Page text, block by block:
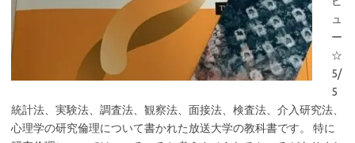
ュ
ー
☆
5/
5
統計法、実験法、調査法、観察法、面接法、検査法、介入研究法、
心理学の研究倫理について書かれた放送大学の教科書です。 特に